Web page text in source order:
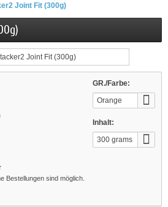
Joint Fit (300g)
GR./Farbe:
Orange
Inhalt:
300 grams
Bestellungen sind möglich.